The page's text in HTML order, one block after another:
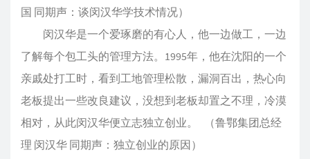
国 同期声：谈闵汉华学技术情况）
闵汉华是一个爱琢磨的有心人，他一边做工，一边
了解每个包工头的管理方法。1995年，他在沈阳的一个
亲戚处打工时，看到工地管理松散，漏洞百出，热心向
老板提出一些改良建议，没想到老板却置之不理，冷漠
相对，从此闵汉华便立志独立创业。 （鲁鄂集团总经
理 闵汉华 同期声：独立创业的原因）